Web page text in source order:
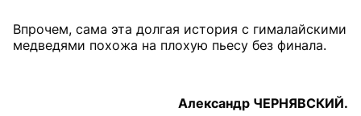
Впрочем, сама эта долгая история с гималайскими
медведями похожа на плохую пьесу без финала.
Александр ЧЕРНЯВСКИЙ.